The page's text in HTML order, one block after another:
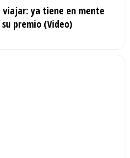
viajar: ya tiene en mente
premio (Video)